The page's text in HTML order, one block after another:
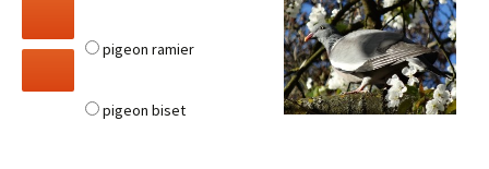
pigeon ramier
pigeon biset